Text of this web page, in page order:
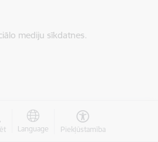
mediju sīkdatnes.
Language Piekļūstamība